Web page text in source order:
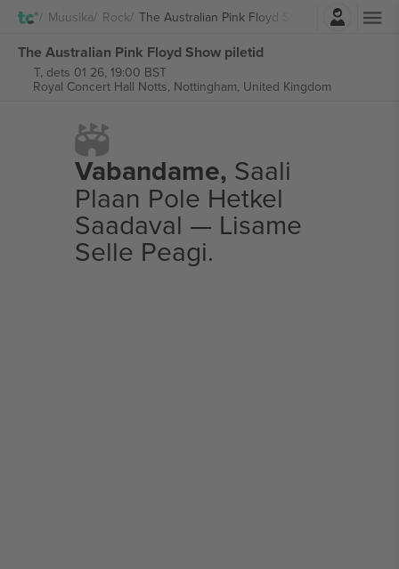
Muusika Rock The Australian Pink Floyd Show
Logi sisse
The Australian Pink Floyd Show piletid
T, dets 01 26, 19:00 BST
Royal Concert Hall Notts, Nottingham, United Kingdom
Vabandame, Saali
Plaan Pole Hetkel
Saadaval — Lisame
Selle Peagi.